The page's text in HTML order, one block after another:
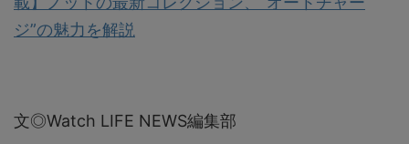
ジ”の魅力を解説
文◎Watch LIFE NEWS編集部